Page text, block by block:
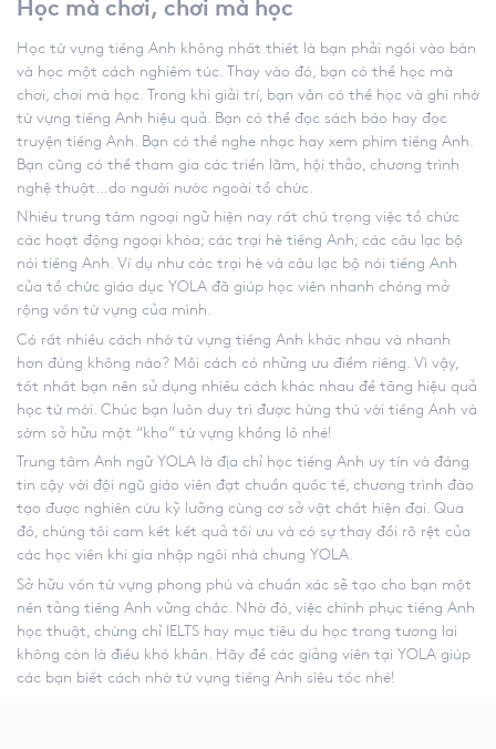
Học mà chơi, chơi mà học
Học từ vựng tiếng Anh không nhất thiết là bạn phải ngồi vào bàn
và học một cách nghiêm túc. Thay vào đó, bạn có thể học mà
chơi, chơi mà học. Trong khi giải trí, bạn vẫn có thể học và ghi nhớ
từ vựng tiếng Anh hiệu quả. Bạn có thể đọc sách báo hay đọc
truyện tiếng Anh. Bạn có thể nghe nhạc hay xem phim tiếng Anh.
Bạn cũng có thể tham gia các triển lãm, hội thảo, chương trình
nghệ thuật…do người nước ngoài tổ chức.
Nhiều trung tâm ngoại ngữ hiện nay rất chú trọng việc tổ chức
các hoạt động ngoại khóa; các trại hè tiếng Anh; các câu lạc bộ
nói tiếng Anh. Ví dụ như các trại hè và câu lạc bộ nói tiếng Anh
của tổ chức giáo dục YOLA đã giúp học viên nhanh chóng mở
rộng vốn từ vựng của mình.
Có rất nhiều cách nhớ từ vựng tiếng Anh khác nhau và nhanh
hơn đúng không nào? Mỗi cách có những ưu điểm riêng. Vì vậy,
tốt nhất bạn nên sử dụng nhiều cách khác nhau để tăng hiệu quả
học từ mới. Chúc bạn luôn duy trì được hứng thú với tiếng Anh và
sớm sở hữu một “kho” từ vựng khổng lồ nhé!
Trung tâm Anh ngữ YOLA là địa chỉ học tiếng Anh uy tín và đáng
tin cậy với đội ngũ giáo viên đạt chuẩn quốc tế, chương trình đào
tạo được nghiên cứu kỹ lưỡng cùng cơ sở vật chất hiện đại. Qua
đó, chúng tôi cam kết kết quả tối ưu và có sự thay đổi rõ rệt của
các học viên khi gia nhập ngôi nhà chung YOLA.
Sở hữu vốn từ vựng phong phú và chuẩn xác sẽ tạo cho bạn một
nền tảng tiếng Anh vững chắc. Nhờ đó, việc chinh phục tiếng Anh
học thuật, chứng chỉ IELTS hay mục tiêu du học trong tương lai
không còn là điều khó khăn. Hãy để các giảng viên tại YOLA giúp
các bạn biết cách nhớ từ vựng tiếng Anh siêu tốc nhé!